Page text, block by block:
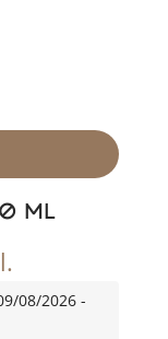
ML
08/2026 -